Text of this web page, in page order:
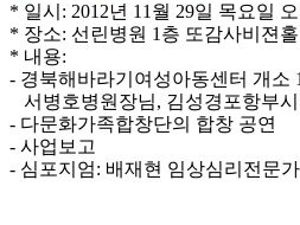
* 일시: 2012년 11월 29일 목요일 오
* 장소: 선린병원 1층 또감사비젼홀
* 내용:
- 경북해바라기여성아동센터 개소
서병호병원장님, 김성경포항부
- 다문화가족합창단의 합창 공연
- 사업보고
- 심포지엄: 배재현 임상심리전문가